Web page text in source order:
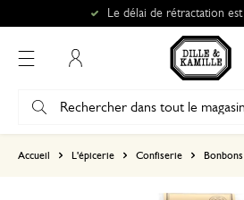
Le délai de rétractation
Accueil L'épicerie Confiserie Bonbons